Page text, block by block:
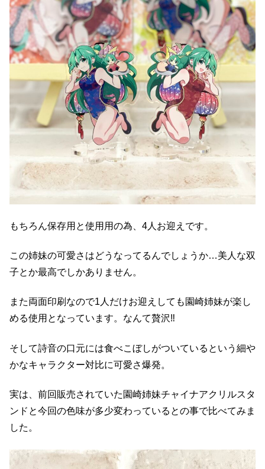
もちろん保存用と使用用の為、4人お迎えです。
この姉妹の可愛さはどうなってるんでしょうか…美人な双
子とか最高でしかありません。
また両面印刷なので1人だけお迎えしても園崎姉妹が楽し
める使用となっています。なんて贅沢‼︎
そして詩音の口元には食べこぼしがついているという細や
かなキャラクター対比に可愛さ爆発。
実は、前回販売されていた園崎姉妹チャイナアクリルスタ
ンドと今回の色味が多少変わっているとの事で比べてみま
した。